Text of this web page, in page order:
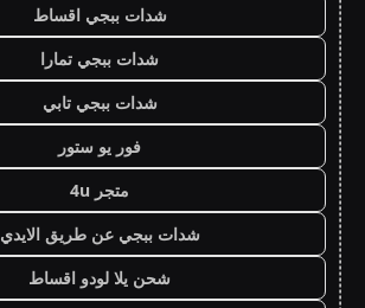
شدات ببجي اقساط
شدات ببجي تمارا
شدات ببجي تابي
فور يو ستور
متجر 4u
شدات ببجي عن طريق الايدي
شحن يلا لودو اقساط